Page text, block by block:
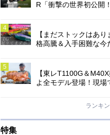
R「衝撃の世界初公開！
【まだストックはあ
格高騰＆入手困難な今
【東レT1100G＆
よ全モデル登場！現場
ランキ
特集